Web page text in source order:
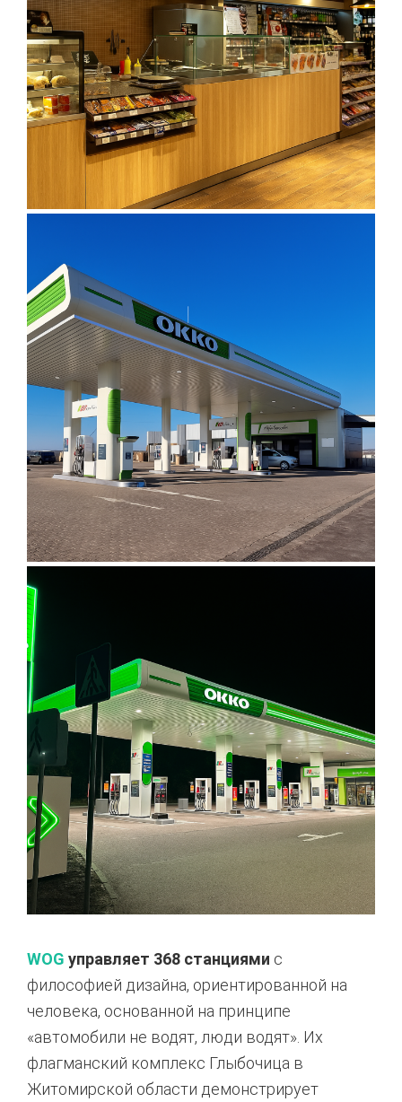
WOG управляет 368 станциями с
философией дизайна, ориентированной на
человека, основанной на принципе
«автомобили не водят, люди водят». Их
флагманский комплекс Глыбочица в
Житомирской области демонстрирует